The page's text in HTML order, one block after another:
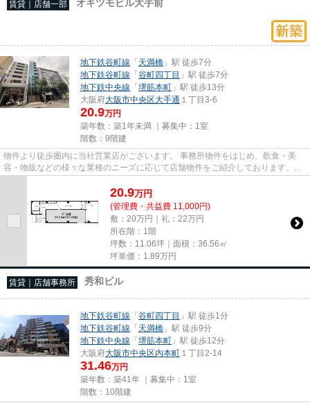
賃貸｜店舗一部 オキツモビル大手前
地下鉄谷町線 「天満橋 」駅 徒歩7分
地下鉄谷町線 「谷町四丁目 」駅 徒歩7分
地下鉄中央線 「堺筋本町 」駅 徒歩13分
大阪府大阪市中央区大手通 １丁目3-6
20.9万円
築年数：築1年未満 ｜募集中： 1室
階数：9階建
物件より徒歩圏内に当社営業店がございます。 事務所物件をはじめ、飲食・美
容・物販などの様々な業種のニーズに応じて店舗物件をご紹介しております。
尚、弊社ではおとり広告は一切...
20.9万円
(管理費・共益費 11,000円)
敷：20万円｜礼：22万円
所在階：1階
坪数：11.06坪｜面積：36.56㎡
坪単価： 1.89万円
賃貸｜店舗事務所 秀和ビル
地下鉄谷町線 「谷町四丁目 」駅 徒歩1分
地下鉄谷町線 「天満橋 」駅 徒歩9分
地下鉄中央線 「堺筋本町 」駅 徒歩12分
大阪府大阪市中央区内本町 １丁目2-14
31.46万円
築年数：築41年 ｜募集中： 1室
階数：10階建